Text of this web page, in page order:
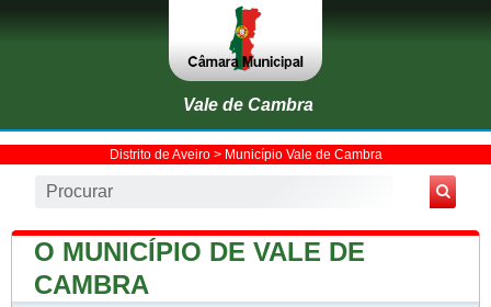
Vale de Cambra
Distrito de Aveiro> Município Vale de Cambra
O MUNICÍPIO DE VALE DE
CAMBRA